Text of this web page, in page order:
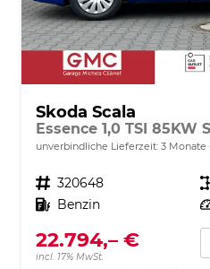
Skoda Scala
Essence 1,0 TSI 85KW
unverbindliche Lieferzeit: 3 Monate
Fahrzeugnr. 320648
Kraftstoff Benzin
22.794,– €
incl. 17% MwSt.